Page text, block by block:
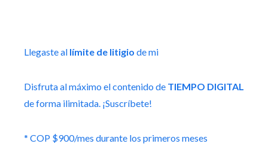
Llegaste al límite de litigio de mi
Disfruta al máximo el contenido de TIEMPO DIGITAL
de forma ilimitada. ¡Suscríbete!
* COP $900/mes durante los primeros meses